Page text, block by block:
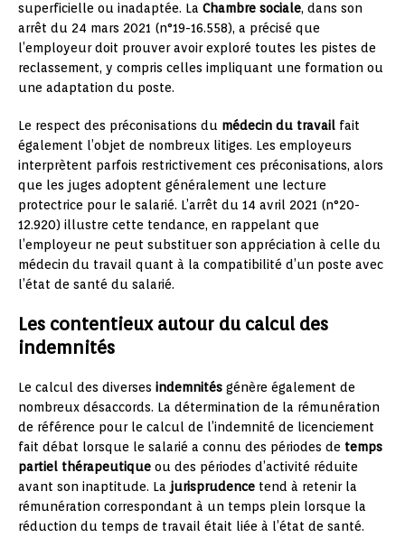
superficielle ou inadaptée. La Chambre sociale, dans son
arrêt du 24 mars 2021 (n°19-16.558), a précisé que
l’employeur doit prouver avoir exploré toutes les pistes de
reclassement, y compris celles impliquant une formation ou
une adaptation du poste.
Le respect des préconisations du médecin du travail fait
également l’objet de nombreux litiges. Les employeurs
interprètent parfois restrictivement ces préconisations, alors
que les juges adoptent généralement une lecture
protectrice pour le salarié. L’arrêt du 14 avril 2021 (n°20-
12.920) illustre cette tendance, en rappelant que
l’employeur ne peut substituer son appréciation à celle du
médecin du travail quant à la compatibilité d’un poste avec
l’état de santé du salarié.
Les contentieux autour du calcul des
indemnités
Le calcul des diverses indemnités génère également de
nombreux désaccords. La détermination de la rémunération
de référence pour le calcul de l’indemnité de licenciement
fait débat lorsque le salarié a connu des périodes de temps
partiel thérapeutique ou des périodes d’activité réduite
avant son inaptitude. La jurisprudence tend à retenir la
rémunération correspondant à un temps plein lorsque la
réduction du temps de travail était liée à l’état de santé.